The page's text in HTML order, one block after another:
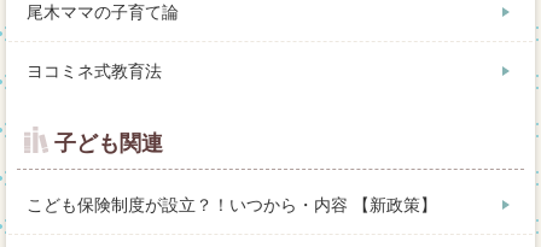
尾木ママの子育て論
ヨコミネ式教育法
子ども関連
こども保険制度が設立？！いつから・内容 【新政策】